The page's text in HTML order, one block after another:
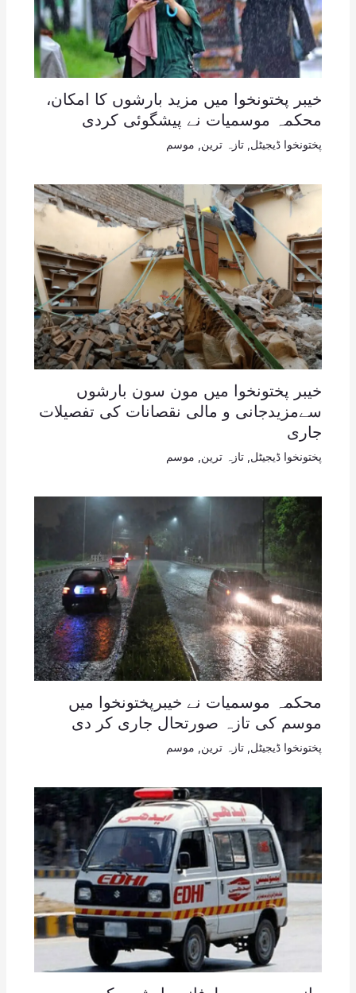
خیبر پختونخوا میں مزید بارشوں کا امکان،
محکمہ موسمیات نے پیشگوئی کردی
پختونخوا ڈیجیٹل تازہ ترین موسم
خیبر پختونخوا میں مون سون بارشوں
سےمزیدجانی و مالی نقصانات کی تفصیلات
جاری
پختونخوا ڈیجیٹل تازہ ترین موسم
محکمہ موسمیات نے خیبرپختونخوا میں
موسم کی تازہ صورتحال جاری کر دی
پختونخوا ڈیجیٹل تازہ ترین موسم